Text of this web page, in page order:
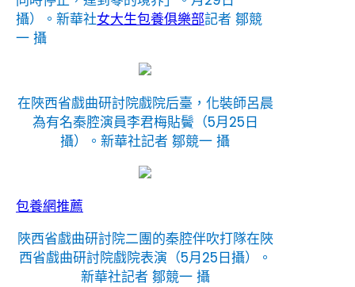
攝）。 新華社女大生包養俱樂部記者 鄒競
一 攝
在陜西省戲曲研討院戲院后臺，化裝師呂晨
為有名秦腔演員李君梅貼鬢（5月25日
攝）。新華社記者 鄒競一 攝
包養網推薦
陜西省戲曲研討院二團的秦腔伴吹打隊在陜
西省戲曲研討院戲院表演（5月25日攝）。
新華社記者 鄒競一 攝